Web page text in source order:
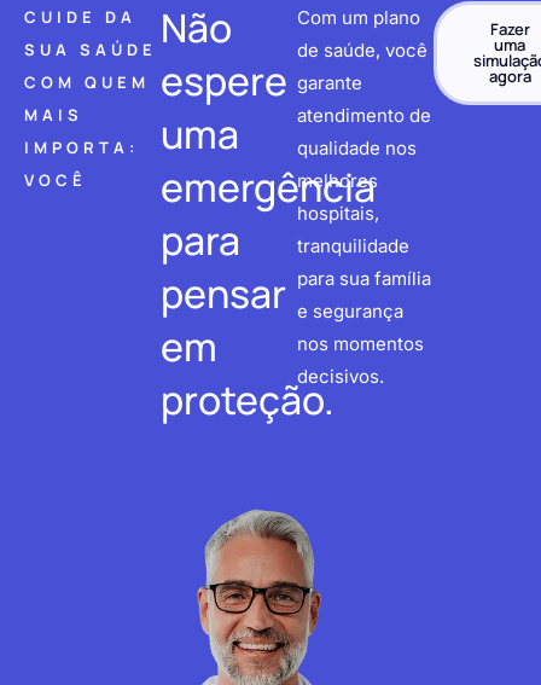
CUIDE DA
SUA SAÚDE
COM QUEM
MAIS
IMPORTA:
VOCÊ
Não
espere
uma
emergência
para
pensar
em
proteção.
Com um plano
de saúde, você
garante
atendimento de
qualidade nos
melhores
hospitais,
tranquilidade
para sua família
e segurança
nos momentos
decisivos.
Fazer
uma
agora